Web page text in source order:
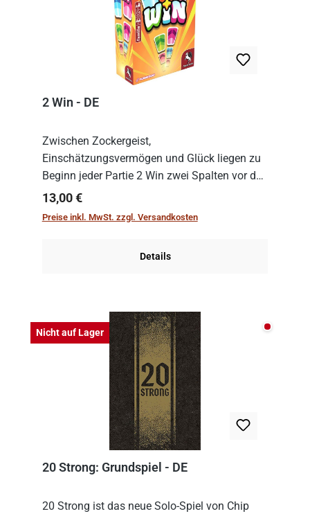
2 Win - DE
Zwischen Zockergeist,
Einschätzungsvermögen und Glück liegen zu
Beginn jeder Partie 2 Win zwei Spalten vor den
Spielenden aus, die es in die Höhe zu treiben
gilt. Doch das geht natürlich nur, solange man
Regulärer Preis:
13,00 €
Preise inkl. MwSt. zzgl. Versandkosten
Details
Nicht auf Lager Nicht
20 Strong: Grundspiel - DE
20 Strong ist das neue Solo-Spiel von Chip